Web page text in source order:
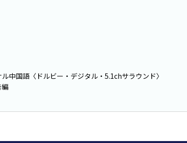
中国語〈ドルビー・デジタル・5.1chサラウンド〉